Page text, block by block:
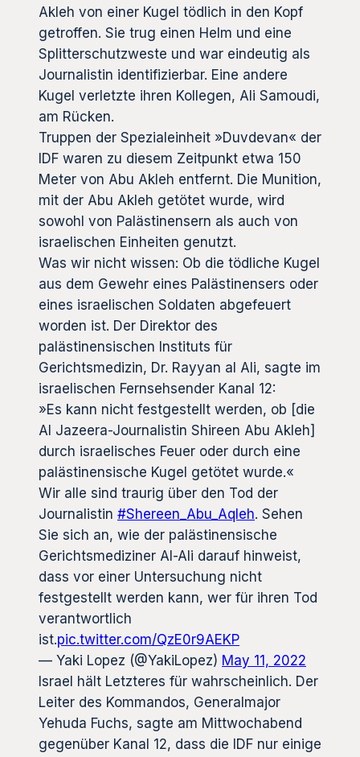
Akleh von einer Kugel tödlich in den Kopf
getroffen. Sie trug einen Helm und eine
Splitterschutzweste und war eindeutig als
Journalistin identifizierbar. Eine andere
Kugel verletzte ihren Kollegen, Ali Samoudi,
am Rücken.
Truppen der Spezialeinheit »Duvdevan« der
IDF waren zu diesem Zeitpunkt etwa 150
Meter von Abu Akleh entfernt. Die Munition,
mit der Abu Akleh getötet wurde, wird
sowohl von Palästinensern als auch von
israelischen Einheiten genutzt.
Was wir nicht wissen: Ob die tödliche Kugel
aus dem Gewehr eines Palästinensers oder
eines israelischen Soldaten abgefeuert
worden ist. Der Direktor des
palästinensischen Instituts für
Gerichtsmedizin, Dr. Rayyan al Ali, sagte im
israelischen Fernsehsender Kanal 12:
»Es kann nicht festgestellt werden, ob [die
Al Jazeera-Journalistin Shireen Abu Akleh]
durch israelisches Feuer oder durch eine
palästinensische Kugel getötet wurde.«
Wir alle sind traurig über den Tod der
Journalistin #Shereen_Abu_Aqleh. Sehen
Sie sich an, wie der palästinensische
Gerichtsmediziner Al-Ali darauf hinweist,
dass vor einer Untersuchung nicht
festgestellt werden kann, wer für ihren Tod
verantwortlich
ist.pic.twitter.com/QzE0r9AEKP
— Yaki Lopez (@YakiLopez) May 11, 2022
Israel hält Letzteres für wahrscheinlich. Der
Leiter des Kommandos, Generalmajor
Yehuda Fuchs, sagte am Mittwochabend
gegenüber Kanal 12, dass die IDF nur einige